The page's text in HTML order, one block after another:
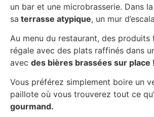
un bar et une microbrasserie. Dans
sa terrasse atypique, un mur
Au menu du restaurant, des
régale avec des plats raffinés dans
avec des bières brassées sur place !
Vous préférez simplement boire un
paillote où vous trouverez tout ce
gourmand.